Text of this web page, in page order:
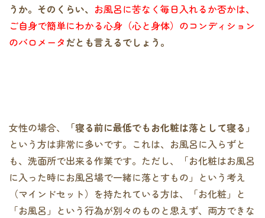
うか。そのくらい、 お風呂に苦なく毎日入れるか否かは、
ご自身で簡単にわかる心身（心と身体）のコンディション
のバロメータ だとも言えるでしょう。
女性の場合、
「寝る前に最低でもお化粧は落として寝る」
という方は非常に多いです。これは、お風呂に入らずと
も、洗面所で出来る作業です。ただし、「お化粧はお風呂
に入った時にお風呂場で一緒に落とすもの」という考え
（マインドセット）を持たれている方は、「お化粧」と
「お風呂」という行為が別々のものと思えず、両方できな